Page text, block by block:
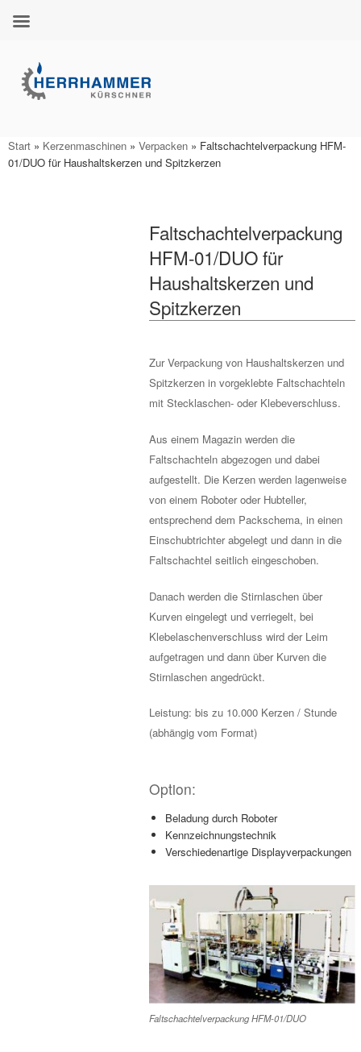
springen
Start » Kerzenmaschinen » Verpacken » Faltschachtelverpackung HFM-
01/DUO für Haushaltskerzen und Spitzkerzen
Faltschachtelverpackung
HFM-01/DUO für
Haushaltskerzen und
Spitzkerzen
Zur Verpackung von Haushaltskerzen und
Spitzkerzen in vorgeklebte Faltschachteln
mit Stecklaschen- oder Klebeverschluss.
Aus einem Magazin werden die
Faltschachteln abgezogen und dabei
aufgestellt. Die Kerzen werden lagenweise
von einem Roboter oder Hubteller,
entsprechend dem Packschema, in einen
Einschubtrichter abgelegt und dann in die
Faltschachtel seitlich eingeschoben.
Danach werden die Stirnlaschen über
Kurven eingelegt und verriegelt, bei
Klebelaschenverschluss wird der Leim
aufgetragen und dann über Kurven die
Stirnlaschen angedrückt.
Leistung: bis zu 10.000 Kerzen / Stunde
(abhängig vom Format)
Option:
Beladung durch Roboter
Kennzeichnungstechnik
Verschiedenartige Displayverpackungen
Faltschachtelverpackung HFM-01/DUO